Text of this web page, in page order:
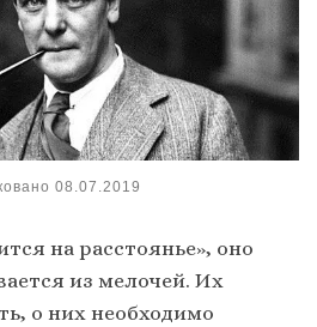
08.07.2019
на расстоянье», оно
из мелочей. Их
о них необходимо